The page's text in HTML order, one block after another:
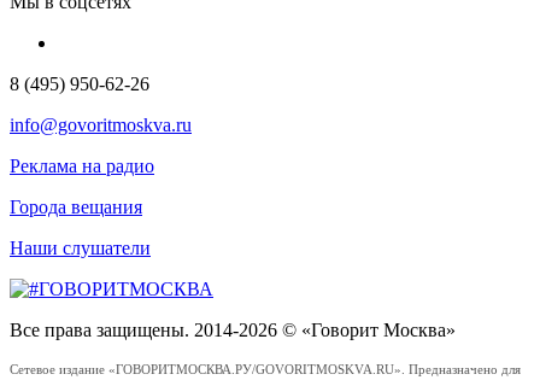
8 (495) 950-62-26
info@govoritmoskva.ru
Реклама на радио
Города вещания
Наши слушатели
Все права защищены. 2014-2026 © «Говорит Москва»
Сетевое издание «ГОВОРИТМОСКВА.РУ/GOVORITMOSKVA.RU». Предназначено для